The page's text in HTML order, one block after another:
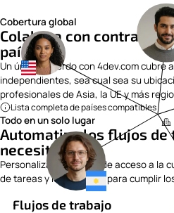
Cobertura global
Colabora con
países
Un único acuerdo con 4dev.com cubre
independientes, sea cual sea su
profesionales de Asia, la UE y más
Lista completa de países compatibles
Todo en un solo lugar
Automatiza los flujos de
necesitas
Personaliza los niveles de acceso a la
de tareas y los informes para cumplir
Flujos de trabajo